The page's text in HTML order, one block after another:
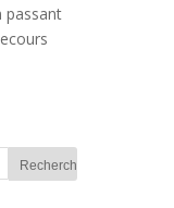
passant